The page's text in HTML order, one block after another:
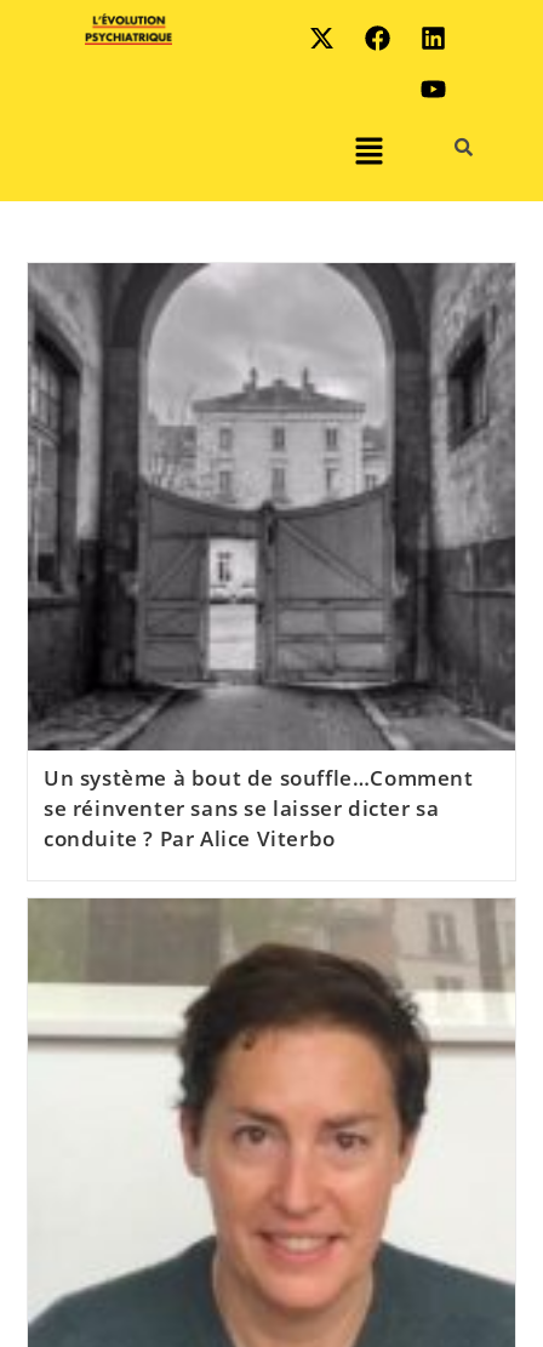
Un système à bout de souffle…Comment
se réinventer sans se laisser dicter sa
conduite ? Par Alice Viterbo